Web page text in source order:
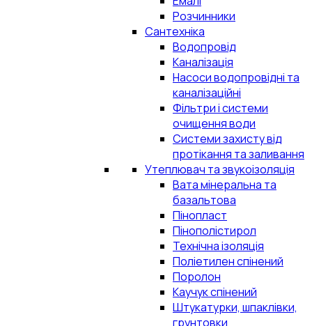
Розчинники
Сантехніка
Водопровід
Каналізація
Насоси водопровідні та
каналізаційні
Фільтри і системи
очищення води
Системи захисту від
протікання та заливання
Утеплювач та звукоізоляція
Вата мінеральна та
базальтова
Пінопласт
Пінополістирол
Технічна ізоляція
Поліетилен спінений
Поролон
Каучук спінений
Штукатурки, шпаклівки,
грунтовки